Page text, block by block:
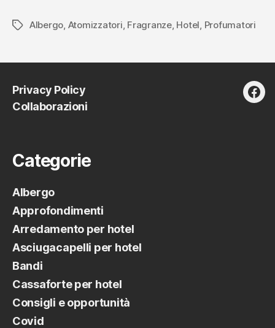
Tag Albergo Atomizzatori Fragranze, Hotel Profumatori
Privacy Policy
Collaborazioni
Categorie
Albergo
Approfondimenti
Arredamento per hotel
Asciugacapelli per hotel
Bandi
Cassaforte per hotel
Consigli e opportunità
Covid